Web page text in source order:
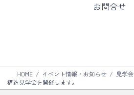
お問合せ
HOME イベント情報・お知らせ
見学会
構造見学会を開催します。